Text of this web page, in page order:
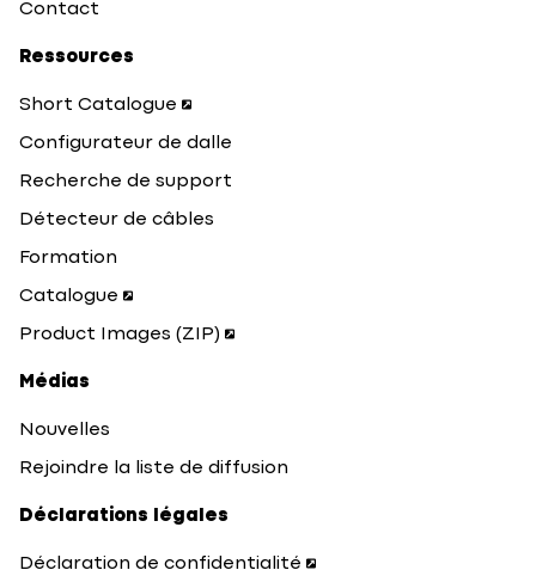
Contact
Ressources
Short Catalogue
Configurateur de dalle
Recherche de support
Détecteur de câbles
Formation
Catalogue
Product Images (ZIP)
Médias
Nouvelles
Rejoindre la liste de diffusion
Déclarations légales
Déclaration de confidentialité